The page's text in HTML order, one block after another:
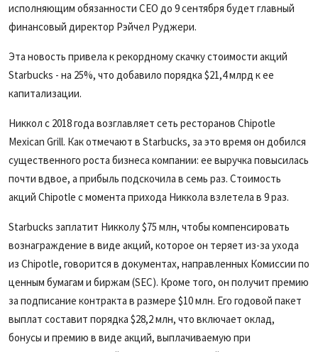
исполняющим обязанности CEO до 9 сентября будет главный
финансовый директор Рэйчел Руджери.
Эта новость привела к рекордному скачку стоимости акций
Starbucks - на 25%, что добавило порядка $21,4 млрд к ее
капитализации.
Никкол с 2018 года возглавляет сеть ресторанов Chipotle
Mexican Grill. Как отмечают в Starbucks, за это время он добился
существенного роста бизнеса компании: ее выручка повысилась
почти вдвое, а прибыль подскочила в семь раз. Стоимость
акций Chipotle с момента прихода Никкола взлетела в 9 раз.
Starbucks заплатит Никколу $75 млн, чтобы компенсировать
вознаграждение в виде акций, которое он теряет из-за ухода
из Chipotle, говорится в документах, направленных Комиссии по
ценным бумагам и биржам (SEC). Кроме того, он получит премию
за подписание контракта в размере $10 млн. Его годовой пакет
выплат составит порядка $28,2 млн, что включает оклад,
бонусы и премию в виде акций, выплачиваемую при